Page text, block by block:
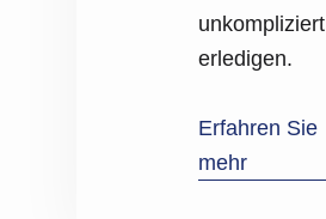
unkompliziert
erledigen.
Erfahren Sie
mehr